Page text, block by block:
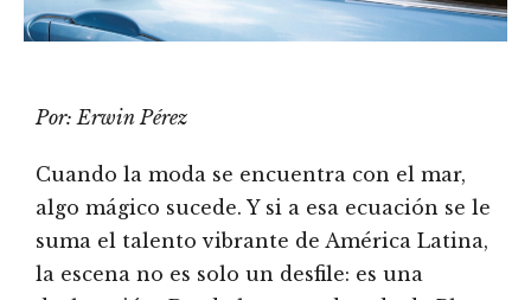
Por: Erwin Pérez
Cuando la moda se encuentra con el mar,
algo mágico sucede. Y si a esa ecuación se le
suma el talento vibrante de América Latina,
la escena no es solo un desfile: es una